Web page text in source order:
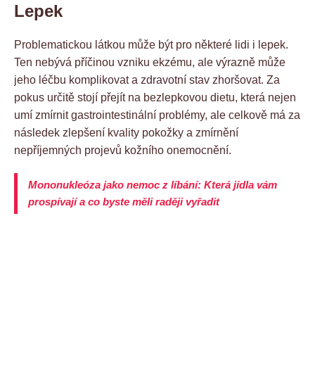
Lepek
Problematickou látkou může být pro některé lidi i lepek.
Ten nebývá příčinou vzniku ekzému, ale výrazně může
jeho léčbu komplikovat a zdravotní stav zhoršovat. Za
pokus určitě stojí přejít na bezlepkovou dietu, která nejen
umí zmírnit gastrointestinální problémy, ale celkově má za
následek zlepšení kvality pokožky a zmírnění
nepříjemných projevů kožního onemocnění.
Mononukleóza jako nemoc z líbání: Která jídla vám
prospívají a co byste měli raději vyřadit